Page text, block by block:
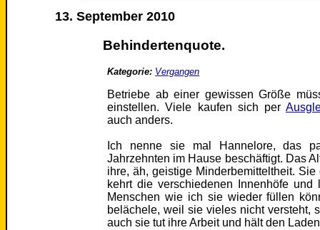
13. September 2010
Behindertenquote.
Kategorie: Vergangen
Betriebe ab einer gewissen Größe
einstellen. Viele kaufen sich per
auch anders.
Ich nenne sie mal Hannelore, das
Jahrzehnten im Hause beschäftigt. Das
ihre, äh, geistige Minderbemitteltheit.
kehrt die verschiedenen Innenhöfe
Menschen wie ich sie wieder füllen
belächele, weil sie vieles nicht versteht,
auch sie tut ihre Arbeit und hält den